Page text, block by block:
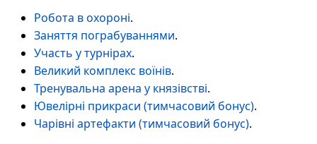
Робота в охороні.
Заняття пограбуваннями.
Участь у турнірах.
Великий комплекс воїнів.
Тренувальна арена у князівстві.
Ювелірні прикраси (тимчасовий бонус).
Чарівні артефакти (тимчасовий бонус).